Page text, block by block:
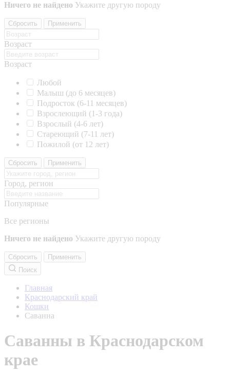
Ничего не найдено Укажите другую породу
Сбросить Применить
Возраст
Возраст
Любой
Малыш (до 6 месяцев)
Подросток (6-11 месяцев)
Взрослеющий (1-3 года)
Взрослый (4-6 лет)
Стареющий (7-11 лет)
Пожилой (от 12 лет)
Сбросить Применить
Город, регион
Популярные
Все регионы
Ничего не найдено Укажите другую породу
Сбросить
Применить
Поиск
Главная
Краснодарский край
Кошки
Саванна
Саванны в Краснодарском
крае